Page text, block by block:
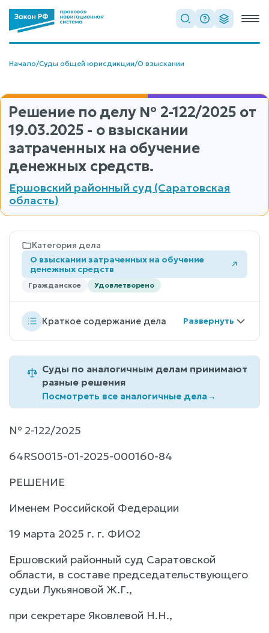
Начало/Суды общей юрисдикции/О взыскании
Решение по делу № 2-122/2025 от
19.03.2025 - о взыскании
затраченных на обучение
денежных средств.
Ершовский районный суд (Саратовская
область)
Категория дела
О взыскании затраченных на обучение
денежных средств
Гражданское Удовлетворено
Краткое содержание дела
Суды по аналогичным делам принимают
разные решения
Посмотреть все аналогичные дела→
№ 2-122/2025
64RS0015-01-2025-000160-84
РЕШЕНИЕ
Именем Российской Федерации
19 марта 2025 г. г. ФИО2
Ершовский районный суд Саратовской
области, в составе председательствующего
судьи Лукьяновой Ж.Г.,
при секретаре Яковлевой Н.Н.,